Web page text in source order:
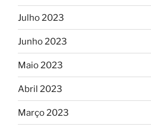
Julho 2023
Junho 2023
Maio 2023
Abril 2023
Março 2023